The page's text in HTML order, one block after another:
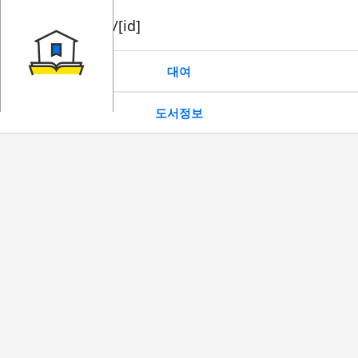
book/rent/[id]
대여
도서정보